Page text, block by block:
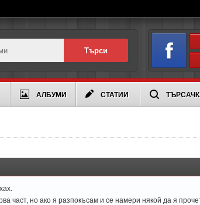
АЛБУМИ СТАТИИ
част, но ако я разпокъсам и се намери някой да я